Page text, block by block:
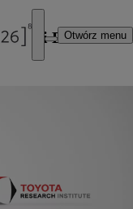
Otwórz menu
i Boston